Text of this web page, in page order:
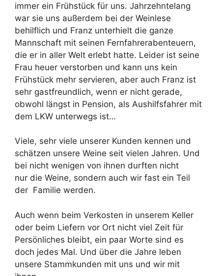
immer ein Frühstück für uns. Jahrzehntelang
war sie uns außerdem bei der Weinlese
behilflich und Franz unterhielt die ganze
Mannschaft mit seinen Fernfahrerabenteuern,
die er in aller Welt erlebt hatte. Leider ist seine
Frau heuer verstorben und kann uns kein
Frühstück mehr servieren, aber auch Franz ist
sehr gastfreundlich, wenn er nicht gerade,
obwohl längst in Pension, als Aushilfsfahrer mit
dem LKW unterwegs ist…
Viele, sehr viele unserer Kunden kennen und
schätzen unsere Weine seit vielen Jahren. Und
bei nicht wenigen von ihnen durften nicht
nur die Weine, sondern auch wir fast ein Teil
der Familie werden.
Auch wenn beim Verkosten in unserem Keller
oder beim Liefern vor Ort nicht viel Zeit für
Persönliches bleibt, ein paar Worte sind es
doch jedes Mal. Und über die Jahre leben
unsere Stammkunden mit uns und wir mit